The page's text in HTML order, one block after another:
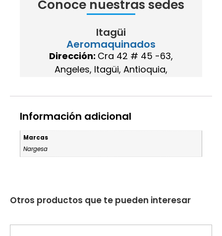
Información adicional
Marcas
Nargesa
Otros productos que te pueden interesar